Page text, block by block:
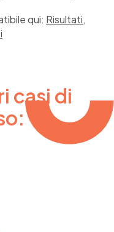
qui: Risultati,
casi di